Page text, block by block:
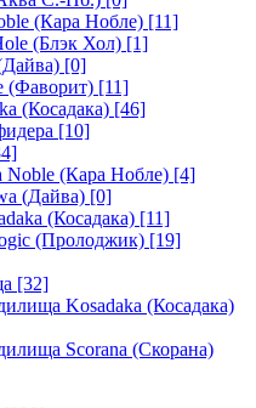
(Кара Нобле) [11]
(Блэк Хол) [1]
[0]
(Фаворит) [11]
(Косадака) [46]
[10]
Noble (Кара Нобле) [4]
(Дайва) [0]
(Косадака) [11]
(Пролоджик) [19]
[32]
Kosadaka (Косадака)
Scorana (Скорана)